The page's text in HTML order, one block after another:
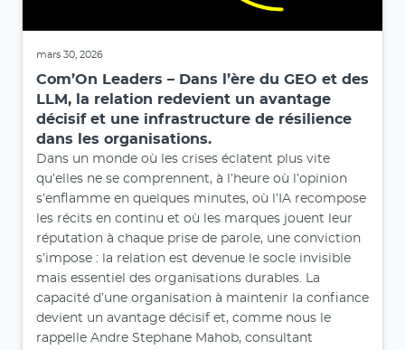
mars 30, 2026
Com’On Leaders – Dans l’ère du GEO et des
LLM, la relation redevient un avantage
décisif et une infrastructure de résilience
dans les organisations.
Dans un monde où les crises éclatent plus vite
qu’elles ne se comprennent, à l’heure où l’opinion
s’enflamme en quelques minutes, où l’IA recompose
les récits en continu et où les marques jouent leur
réputation à chaque prise de parole, une conviction
s’impose : la relation est devenue le socle invisible
mais essentiel des organisations durables. La
capacité d’une organisation à maintenir la confiance
devient un avantage décisif et, comme nous le
rappelle Andre Stephane Mahob, consultant